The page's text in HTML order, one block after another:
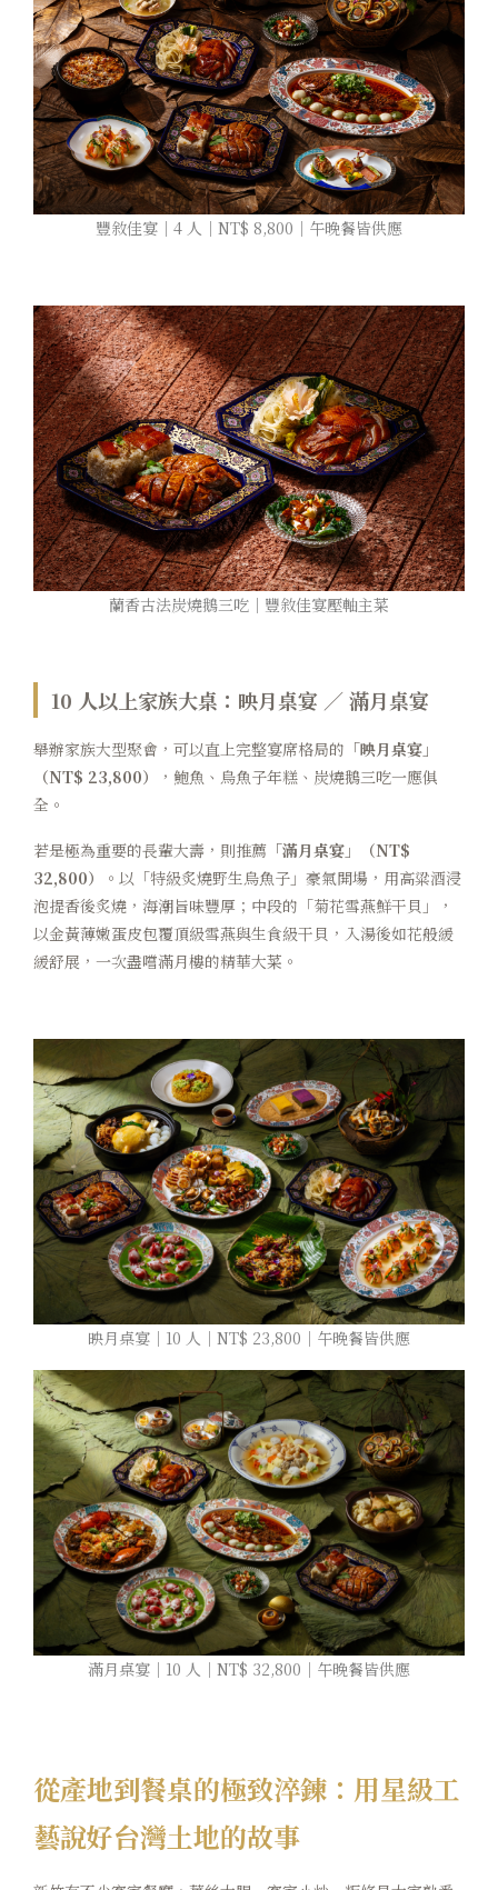
豐敘佳宴｜4 人｜NT$ 8,800｜午晚餐皆供應
蘭香古法炭燒鵝三吃｜豐敘佳宴壓軸主菜
10 人以上家族大桌：映月桌宴 ／ 滿月桌宴
舉辦家族大型聚會，可以直上完整宴席格局的 「映月桌宴」
（NT$ 23,800）
，鮑魚、烏魚子年糕、炭燒鵝三吃一應俱
全。
若是極為重要的長輩大壽，則推薦 「滿月桌宴」（NT$
32,800）
。以「特級炙燒野生烏魚子」豪氣開場，用高粱酒浸
泡提香後炙燒，海潮旨味豐厚；中段的「菊花雪燕鮮干貝」，
以金黃薄嫩蛋皮包覆頂級雪燕與生食級干貝，入湯後如花般緩
緩舒展，一次盡嚐滿月樓的精華大菜。
映月桌宴｜10 人｜NT$ 23,800｜午晚餐皆供應
滿月桌宴｜10 人｜NT$ 32,800｜午晚餐皆供應
從產地到餐桌的極致淬鍊：用星級工
藝說好台灣土地的故事